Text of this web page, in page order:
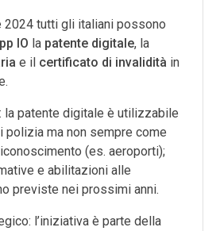
2024 tutti gli italiani possono
IO la patente digitale, la
e il certificato di invalidità in
la patente digitale è utilizzabile
polizia ma non sempre come
(es. aeroporti);
e abilitazioni alle
previste nei prossimi anni.
l’iniziativa è parte della